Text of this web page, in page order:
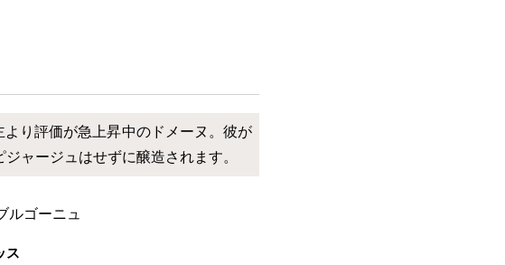
り評価が急上昇中のドメーヌ。彼が
ャージュはせずに醸造されます。
ルゴーニュ
ス